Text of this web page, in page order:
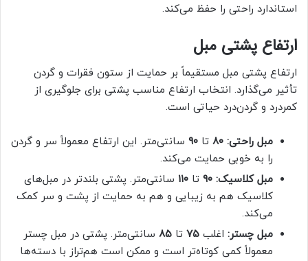
استاندارد راحتی را حفظ می‌کند.
ارتفاع پشتی مبل
ارتفاع پشتی مبل مستقیماً بر حمایت از ستون فقرات و گردن
تأثیر می‌گذارد. انتخاب ارتفاع مناسب پشتی برای جلوگیری از
کمردرد و گردن‌درد حیاتی است.
مبل راحتی: ۸۰ تا ۹۰ سانتی‌متر. این ارتفاع معمولاً سر و گردن
را به خوبی حمایت می‌کند.
مبل کلاسیک: ۹۰ تا ۱۱۰ سانتی‌متر. پشتی بلندتر در مبل‌های
کلاسیک هم به زیبایی و هم به حمایت از پشت و سر کمک
می‌کند.
مبل چستر: اغلب ۷۵ تا ۸۵ سانتی‌متر. پشتی در مبل چستر
معمولاً کمی کوتاه‌تر است و ممکن است هم‌تراز با دسته‌ها